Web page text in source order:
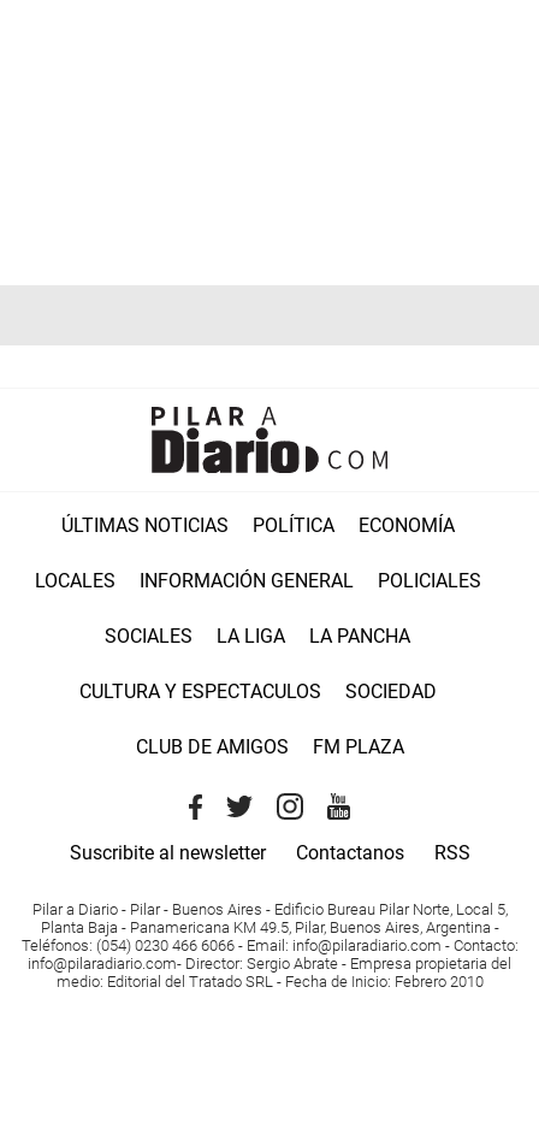
ÚLTIMAS NOTICIAS POLÍTICA ECONOMÍA
LOCALES INFORMACIÓN GENERAL POLICIALES
SOCIALES LA LIGA LA PANCHA
CULTURA Y ESPECTACULOS SOCIEDAD
CLUB DE AMIGOS FM PLAZA
Suscribite al newsletter Contactanos RSS
Pilar a Diario - Pilar - Buenos Aires - Edificio Bureau Pilar Norte, Local 5,
Planta Baja - Panamericana KM 49.5, Pilar, Buenos Aires, Argentina -
Teléfonos: (054) 0230 466 6066 - Email : info@pilaradiario.com - Contacto:
info@pilaradiario.com- Director: Sergio Abrate - Empresa propietaria del
medio: Editorial del Tratado SRL - Fecha de Inicio: Febrero 2010